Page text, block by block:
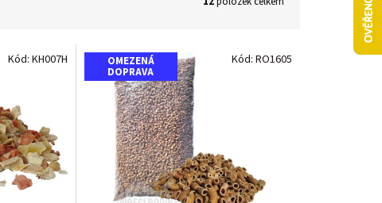
Kód: KH007H OMEZENÁ
DOPRAVA
Kód: RO1605